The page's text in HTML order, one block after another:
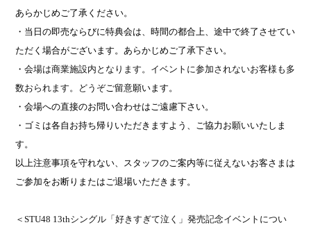
あらかじめご了承ください。
・当日の即売ならびに特典会は、時間の都合上、途中で終了させてい
ただく場合がございます。あらかじめご了承下さい。
・会場は商業施設内となります。イベントに参加されないお客様も多
数おられます。どうぞご留意願います。
・会場への直接のお問い合わせはご遠慮下さい。
・ゴミは各自お持ち帰りいただきますよう、ご協力お願いいたしま
す。
以上注意事項を守れない、スタッフのご案内等に従えないお客さまは
ご参加をお断りまたはご退場いただきます。
＜STU48 13thシングル「好きすぎて泣く」発売記念イベントについ